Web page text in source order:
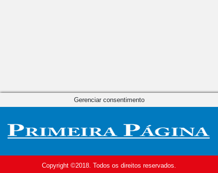
Copyright ©2018. Todos os direitos reservados.
Gerenciar consentimento